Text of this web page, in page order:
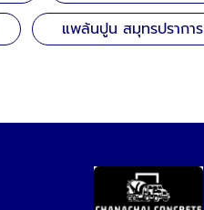
แพล้นปูน สมุทรปราการ